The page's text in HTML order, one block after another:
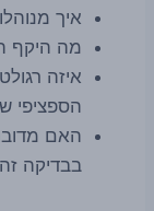
איך
מה היקף
איזה
הספציפי
האם
בבדיקה